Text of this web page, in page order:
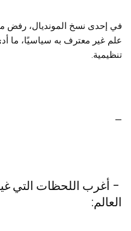
في إحدى نسخ المونديال، رفض
علم غير معترف به سياسيًا، ما
تنظيمية.
—
– أغرب اللحظات التي
العالم: